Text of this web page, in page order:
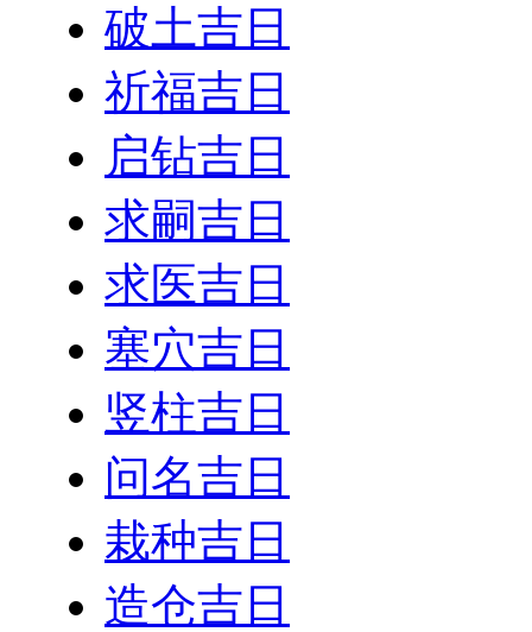
破土吉日
祈福吉日
启钻吉日
求嗣吉日
求医吉日
塞穴吉日
竖柱吉日
问名吉日
栽种吉日
造仓吉日